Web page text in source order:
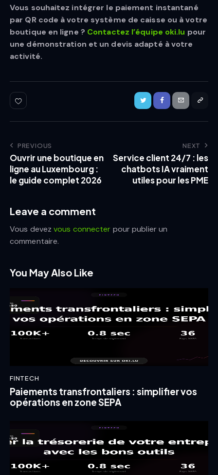
Vous souhaitez intégrer le paiement instantané
par QR code à votre système de caisse ou à votre
boutique en ligne ? Contactez l’équipe oki.lu pour
une démonstration et un devis adapté à votre
activité.
PREVIOUS
Ouvrir une boutique en
ligne au Luxembourg :
le guide complet 2026
NEXT
Service client 24/7 : les
chatbots IA vraiment
utiles pour les PME
Leave a comment
Vous devezvous connecter pour publier un
commentaire.
You May Also Like
FINTECH
Paiements transfrontaliers : simplifier vos
opérations en zone SEPA